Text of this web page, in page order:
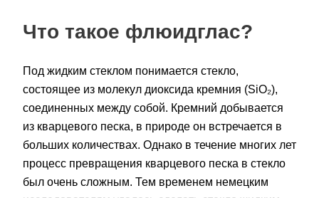
Что такое флюидглас?
Под жидким стеклом понимается стекло,
состоящее из молекул диоксида кремния (SiO₂),
соединенных между собой. Кремний добывается
из кварцевого песка, в природе он встречается в
больших количествах. Однако в течение многих лет
процесс превращения кварцевого песка в стекло
был очень сложным. Тем временем немецким